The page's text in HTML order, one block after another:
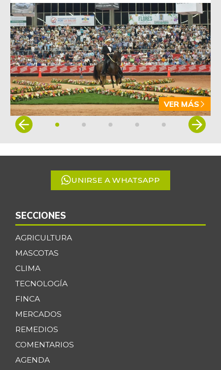
VER MÁS
Item
5
UNIRSE A WHATSAPP
SECCIONES
AGRICULTURA
MASCOTAS
CLIMA
TECNOLOGÍA
FINCA
MERCADOS
REMEDIOS
COMENTARIOS
AGENDA